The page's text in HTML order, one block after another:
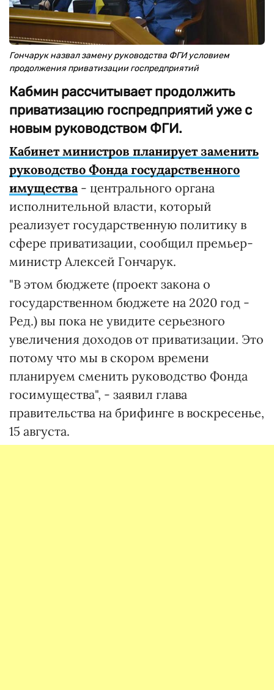
Гончарук назвал замену руководства ФГИ условием
продолжения приватизации госпредприятий
Кабмин рассчитывает продолжить
приватизацию госпредприятий уже с
новым руководством ФГИ.
Кабинет министров планирует заменить
руководство Фонда государственного
имущества- центрального органа
исполнительной власти, который
реализует государственную политику в
сфере приватизации, сообщил премьер-
министр Алексей Гончарук.
"В этом бюджете (проект закона о
государственном бюджете на 2020 год -
Ред.) вы пока не увидите серьезного
увеличения доходов от приватизации. Это
потому что мы в скором времени
планируем сменить руководство Фонда
госимущества", - заявил глава
правительства на брифинге в воскресенье,
15 августа.